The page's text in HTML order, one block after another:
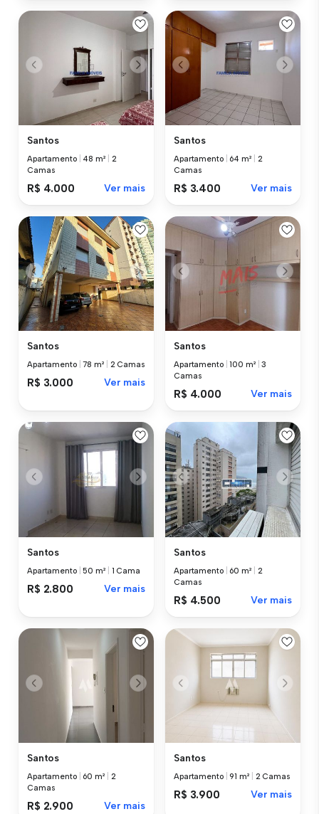
Santos
Apartamento 48 m²
2
Camas
R$ 4.000 Ver mais
Santos
Apartamento 64 m²
2
Camas
R$ 3.400 Ver mais
Santos
Apartamento |78 m² 2 Camas
R$ 3.000 Ver mais
Santos
Apartamento |100 m² |3
Camas
R$ 4.000 Ver mais
Santos
Apartamento |50 m² 1 Cama
R$ 2.800 Ver mais
Santos
Apartamento 60 m²
2
Camas
R$ 4.500 Ver mais
Santos
Apartamento 60 m²
2
Camas
R$ 2.900 Ver mais
Santos
Apartamento |91 m² 2 Camas
R$ 3.900 Ver mais